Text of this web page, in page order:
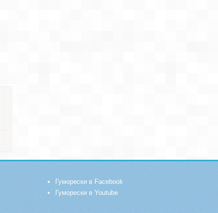
Гуморески в Facebook
Гуморески в Youtube